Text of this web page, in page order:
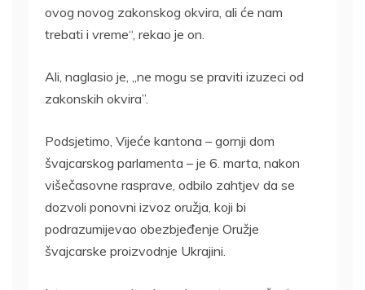
ovog novog zakonskog okvira, ali će nam
trebati i vreme“, rekao je on.
Ali, naglasio je, „ne mogu se praviti izuzeci od
zakonskih okvira”.
Podsjetimo, Vijeće kantona – gornji dom
švajcarskog parlamenta – je 6. marta, nakon
višečasovne rasprave, odbilo zahtjev da se
dozvoli ponovni izvoz oružja, koji bi
podrazumijevao obezbjeđenje Oružje
švajcarske proizvodnje Ukrajini.